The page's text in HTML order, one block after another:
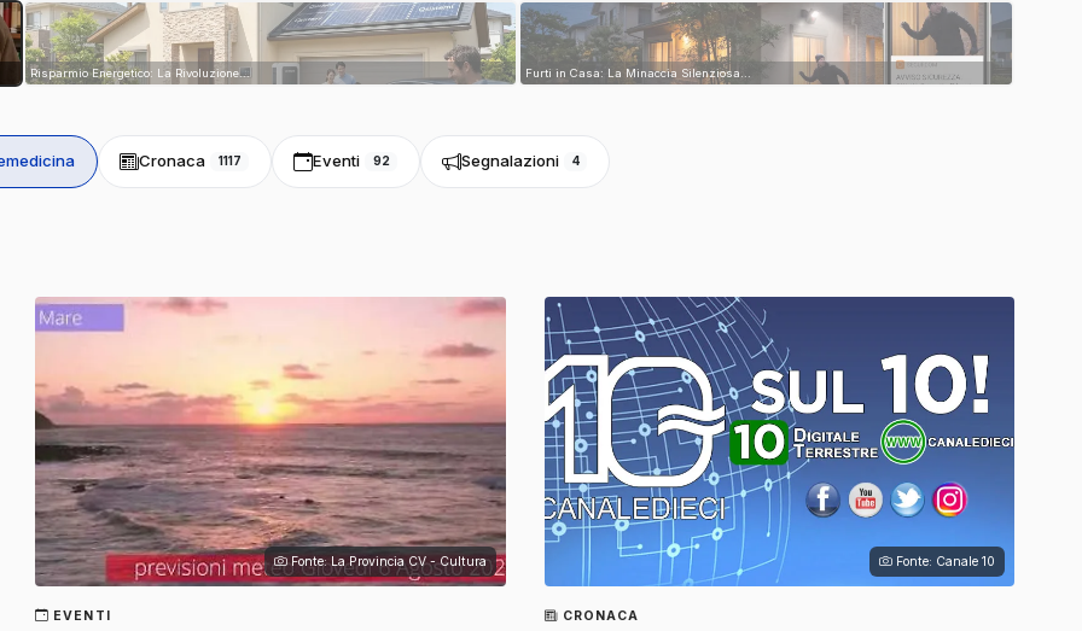
Risparmio Energetico: La Rivoluzione... Furti in Casa: La Minaccia Silenziosa...
Cronaca 1117 Eventi 92 Segnalazioni 4
Fonte: La Provincia CV - Cultura
EVENTI
Fonte: Canale 10
CRONACA